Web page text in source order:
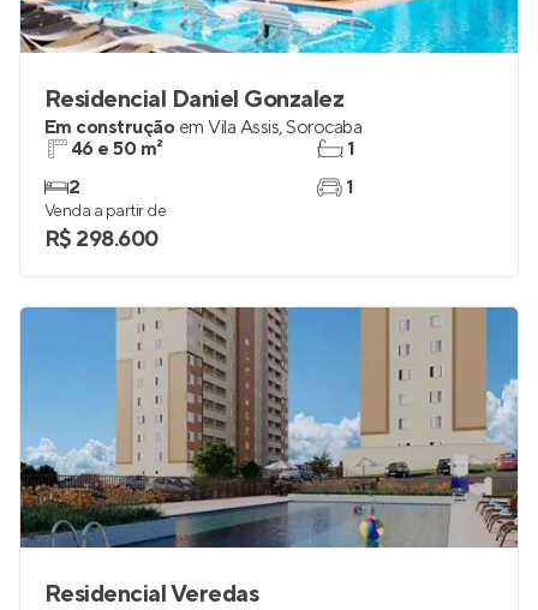
Residencial Daniel Gonzalez
Em construção em Vila Assis,Sorocaba
46 e 50 m²
2
1
1
Venda a partir de
R$ 298.600
Residencial Veredas